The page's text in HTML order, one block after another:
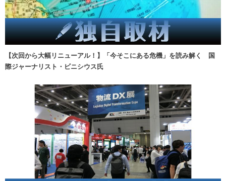
【次回から大幅リニューアル！】「今そこにある危機」を読み解く 国
際ジャーナリスト・ビニシウス氏